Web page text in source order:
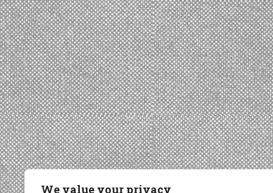
We value your privacy